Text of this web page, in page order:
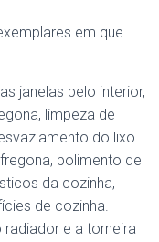
em que
janelas pelo interior,
limpeza de
do lixo.
polimento de
da cozinha,
de cozinha.
radiador e a torneira